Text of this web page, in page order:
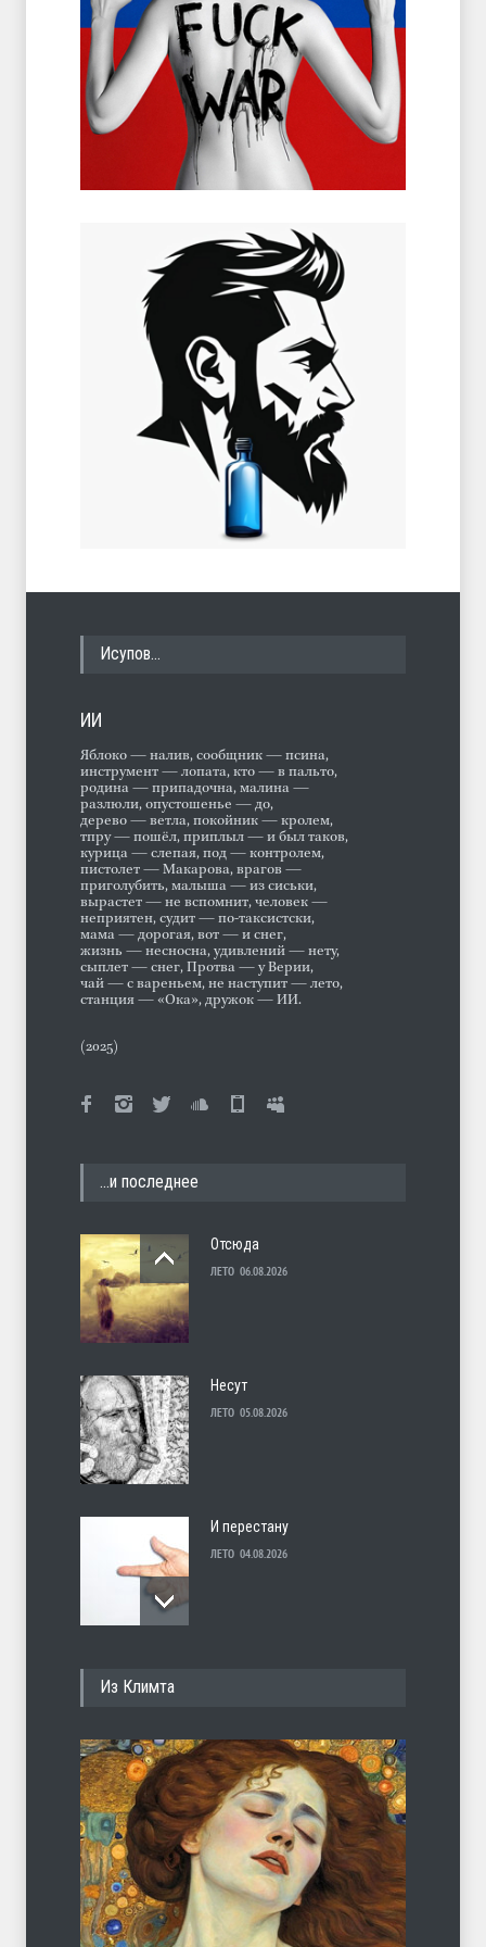
Исупов…
ИИ
Яблоко — налив, сообщник — псина,
инструмент — лопата, кто — в пальто,
родина — припадочна, малина —
разлюли, опустошенье — до,
дерево — ветла, покойник — кролем,
тпру — пошёл, приплыл — и был таков,
курица — слепая, под — контролем,
пистолет — Макарова, врагов —
приголубить, малыша — из сиськи,
вырастет — не вспомнит, человек —
неприятен, судит — по-таксистски,
мама — дорогая, вот — и снег,
жизнь — несносна, удивлений — нету,
сыплет — снег, Протва — у Верии,
чай — с вареньем, не наступит — лето,
станция — «Ока», дружок — ИИ.
(2025)
…и последнее
Отсюда
ЛЕТО 06.08.2026
Несут
ЛЕТО 05.08.2026
И перестану
ЛЕТО 04.08.2026
Марципан (из Агнии Барто)
ЛЕТО 31.07.2026
Из Климта